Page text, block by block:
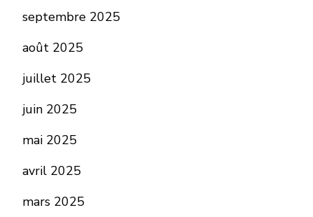
septembre 2025
août 2025
juillet 2025
juin 2025
mai 2025
avril 2025
mars 2025